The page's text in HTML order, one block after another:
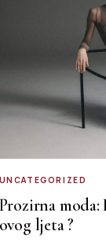
UNCATEGORIZED
Prozirna moda:
ovog ljeta ?